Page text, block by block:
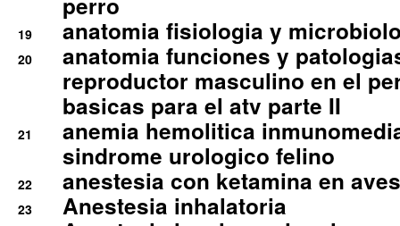
19 anatomia fisiologia y
20
anatomia funciones y
reproductor masculino en el
basicas para el atv parte II
21
anemia hemolitica
sindrome urologico felino
22 anestesia con ketamina en
23 Anestesia inhalatoria